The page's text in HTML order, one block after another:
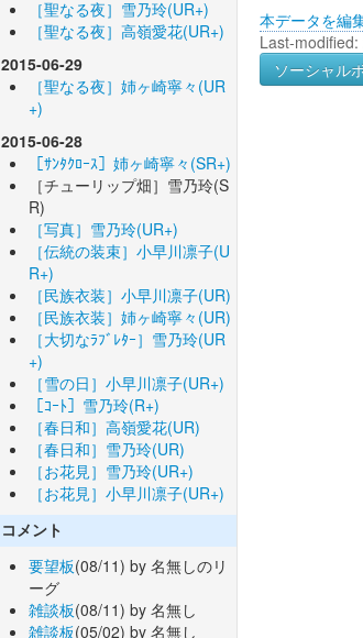
［聖なる夜］雪乃玲(UR+)
［聖なる夜］高嶺愛花(UR+)
2015-06-29
［聖なる夜］姉ヶ崎寧々(UR
+)
2015-06-28
［ｻﾝﾀｸﾛｰｽ］姉ヶ崎寧々(SR+)
［チューリップ畑］雪乃玲(S
R)
［写真］雪乃玲(UR+)
［伝統の装束］小早川凛子(U
R+)
［民族衣装］小早川凛子(UR)
［民族衣装］姉ヶ崎寧々(UR)
［大切なﾗﾌﾞﾚﾀｰ］雪乃玲(UR
+)
［雪の日］小早川凛子(UR+)
［ｺｰﾄ］雪乃玲(R+)
［春日和］高嶺愛花(UR)
［春日和］雪乃玲(UR)
［お花見］雪乃玲(UR+)
［お花見］小早川凛子(UR+)
コメント
要望板(08/11) by 名無しのリ
ーグ
雑談板(08/11) by 名無し
雑談板(05/02) by 名無し
本データを編
Last-
ソーシャル